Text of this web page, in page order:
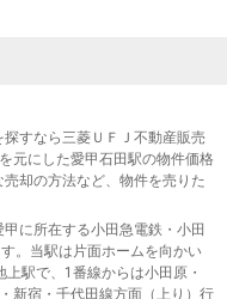
すなら三菱ＵＦＪ不動産販売
元にした愛甲石田駅の物件価格
却の方法など、物件を売りた
に所在する小田急電鉄・小田
。当駅は片面ホームを向かい
駅で、1番線からは小田原・
新宿・千代田線方面（上り）行